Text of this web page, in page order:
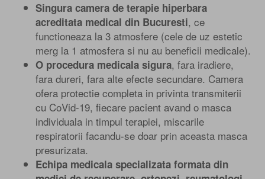
Singura camera de terapie hiperbara
acreditata medical din Bucuresti, ce
functioneaza la 3 atmosfere (cele de uz estetic
merg la 1 atmosfera si nu au beneficii medicale).
O procedura medicala sigura, fara iradiere,
fara dureri, fara alte efecte secundare. Camera
ofera protectie completa in privinta transmiterii
cu CoVid-19, fiecare pacient avand o masca
individuala in timpul terapiei, miscarile
respiratorii facandu-se doar prin aceasta masca
presurizata.
Echipa medicala specializata formata din